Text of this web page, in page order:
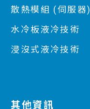
散熱模組 (伺服器)
水冷板液冷技術
浸沒式液冷技術
其他資訊